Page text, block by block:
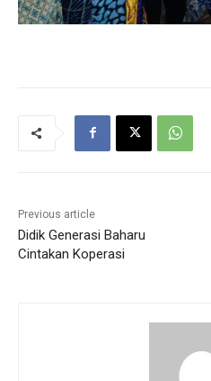
Previous article
Didik Generasi Baharu
Cintakan Koperasi